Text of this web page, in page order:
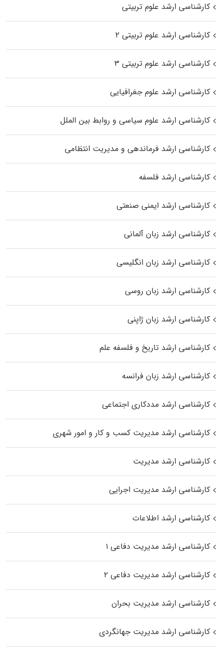
کارشناسی ارشد علوم تربیتی
کارشناسی ارشد علوم تربیتی ۲
کارشناسی ارشد علوم تربیتی ۳
کارشناسی ارشد علوم جغرافیایی
کارشناسی ارشد علوم سیاسی و روابط بین الملل
کارشناسی ارشد فرماندهی و مدیریت انتظامی
کارشناسی ارشد فلسفه
کارشناسی ارشد ایمنی صنعتی
کارشناسی ارشد زبان آلمانی
کارشناسی ارشد زبان انگلیسی
کارشناسی ارشد زبان روسی
کارشناسی ارشد زبان ژاپنی
کارشناسی ارشد تاریخ و فلسفه علم
کارشناسی ارشد زبان فرانسه
کارشناسی ارشد مددکاری اجتماعی
کارشناسی ارشد مدیریت کسب و کار و امور شهری
کارشناسی ارشد مدیریت
کارشناسی ارشد مدیریت اجرایی
کارشناسی ارشد اطلاعات
کارشناسی ارشد مدیریت دفاعی ۱
کارشناسی ارشد مدیریت دفاعی ۲
کارشناسی ارشد مدیریت بحران
کارشناسی ارشد مدیریت جهانگردی